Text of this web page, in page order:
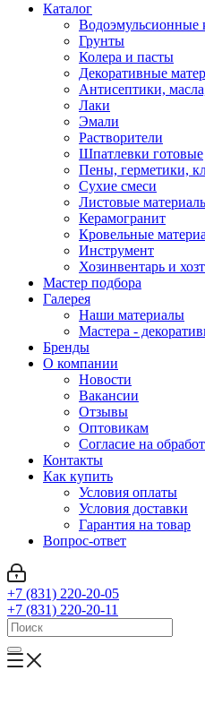
Каталог
Водоэмульсионные
Грунты
Колера и пасты
Декоративные
Антисептики,
Лаки
Эмали
Растворители
Шпатлевки готовые
Пены, герметики,
Сухие смеси
Листовые
Керамогранит
Кровельные
Инструмент
Хозинвентарь и
Мастер подбора
Галерея
Наши материалы
Мастера -
Бренды
О компании
Новости
Вакансии
Отзывы
Оптовикам
Cогласие на
Контакты
Как купить
Условия оплаты
Условия доставки
Гарантия на товар
Вопрос-ответ
+7 (831) 220-20-05
+7 (831) 220-20-11